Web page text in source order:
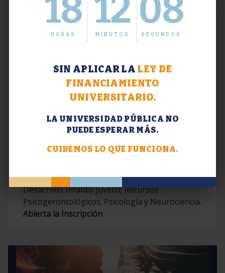
18
HORAS
12
MINUTOS
08
SEGUNDOS
SIN APLICAR LA LEY DE
FINANCIAMIENTO
UNIVERSITARIO.
LA UNIVERSIDAD PÚBLICA NO
PUEDE ESPERAR MÁS.
CUIDEMOS LO QUE FUNCIONA.
Extensión. Diplomaturas 2026.
Contemporáneas; Problemáticas en el
Desarrollo Infanto Juvenil; Recursos
Psicogerontológicos; Psicología y Neurociencia.
Abierta la Inscripción